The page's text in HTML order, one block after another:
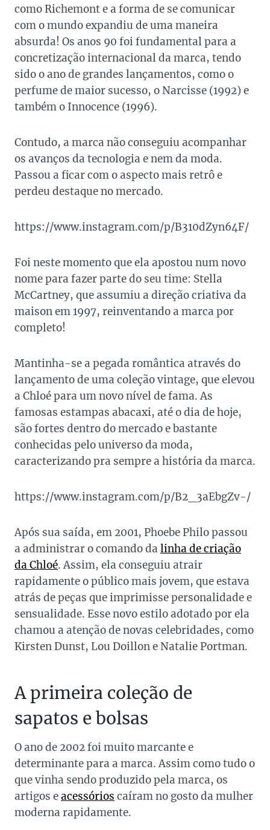
como Richemont e a forma de se comunicar
com o mundo expandiu de uma maneira
absurda! Os anos 90 foi fundamental para a
concretização internacional da marca, tendo
sido o ano de grandes lançamentos, como o
perfume de maior sucesso, o Narcisse (1992) e
também o Innocence (1996).
Contudo, a marca não conseguiu acompanhar
os avanços da tecnologia e nem da moda.
Passou a ficar com o aspecto mais retrô e
perdeu destaque no mercado.
https://www.instagram.com/p/B310dZyn64F/
Foi neste momento que ela apostou num novo
nome para fazer parte do seu time: Stella
McCartney, que assumiu a direção criativa da
maison em 1997, reinventando a marca por
completo!
Mantinha-se a pegada romântica através do
lançamento de uma coleção vintage, que elevou
a Chloé para um novo nível de fama. As
famosas estampas abacaxi, até o dia de hoje,
são fortes dentro do mercado e bastante
conhecidas pelo universo da moda,
caracterizando pra sempre a história da marca.
https://www.instagram.com/p/B2_3aEbgZv-/
Após sua saída, em 2001, Phoebe Philo passou
a administrar o comando da linha de criação
da Chloé. Assim, ela conseguiu atrair
rapidamente o público mais jovem, que estava
atrás de peças que imprimisse personalidade e
sensualidade. Esse novo estilo adotado por ela
chamou a atenção de novas celebridades, como
Kirsten Dunst, Lou Doillon e Natalie Portman.
A primeira coleção de
sapatos e bolsas
O ano de 2002 foi muito marcante e
determinante para a marca.Assim como tudo o
que vinha sendo produzido pela marca, os
artigos eacessórios caíram no gosto da mulher
moderna rapidamente.